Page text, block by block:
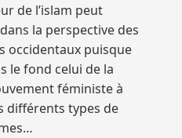
de l’islam peut
la perspective des
occidentaux puisque
le fond celui de la
féministe à
différents types de